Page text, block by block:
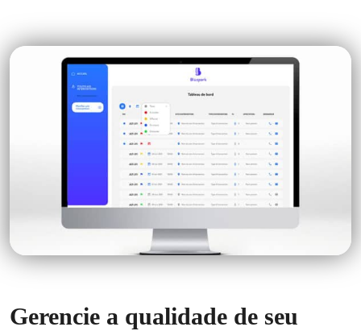
Gerencie a qualidade de seu